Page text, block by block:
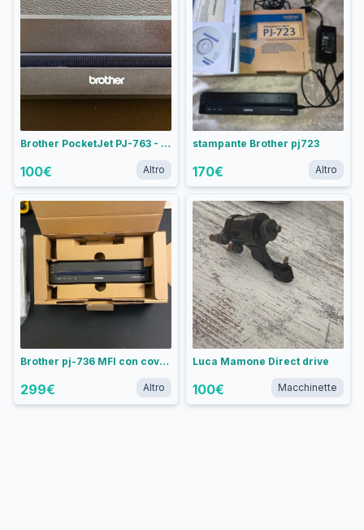
Brother PocketJet PJ-763 - Stampante termica portatile A4 Bluetooth/USB
100€ Altro
stampante Brother pj723
170€ Altro
Brother pj-736 MFI con cover antiurto e case da viaggio
299€ Altro
Luca Mamone Direct drive
100€ Macchinette